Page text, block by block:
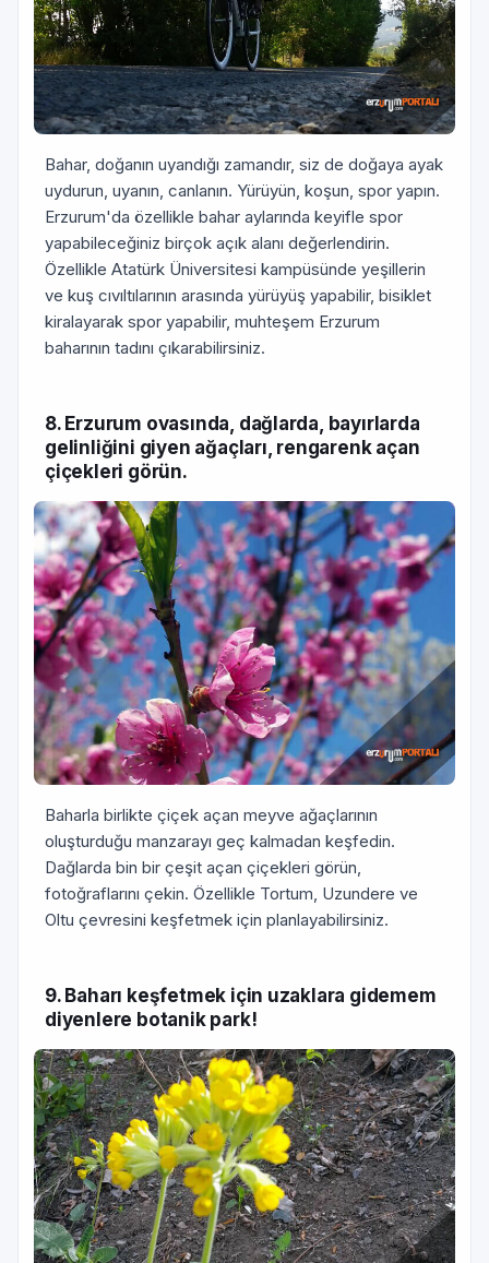
Bahar, doğanın uyandığı zamandır, siz de doğaya ayak
uydurun, uyanın, canlanın. Yürüyün, koşun, spor yapın.
Erzurum'da özellikle bahar aylarında keyifle spor
yapabileceğiniz birçok açık alanı değerlendirin.
Özellikle Atatürk Üniversitesi kampüsünde yeşillerin
ve kuş cıvıltılarının arasında yürüyüş yapabilir, bisiklet
kiralayarak spor yapabilir, muhteşem Erzurum
baharının tadını çıkarabilirsiniz.
8. Erzurum ovasında, dağlarda, bayırlarda
gelinliğini giyen ağaçları, rengarenk açan
çiçekleri görün.
Baharla birlikte çiçek açan meyve ağaçlarının
oluşturduğu manzarayı geç kalmadan keşfedin.
Dağlarda bin bir çeşit açan çiçekleri görün,
fotoğraflarını çekin. Özellikle Tortum, Uzundere ve
Oltu çevresini keşfetmek için planlayabilirsiniz.
9. Baharı keşfetmek için uzaklara gidemem
diyenlere botanik park!